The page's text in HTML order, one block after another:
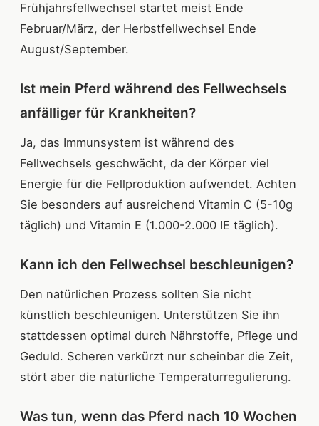
Frühjahrsfellwechsel startet meist Ende
Februar/März, der Herbstfellwechsel Ende
August/September.
Ist mein Pferd während des Fellwechsels
anfälliger für Krankheiten?
Ja, das Immunsystem ist während des
Fellwechsels geschwächt, da der Körper viel
Energie für die Fellproduktion aufwendet. Achten
Sie besonders auf ausreichend Vitamin C (5-10g
täglich) und Vitamin E (1.000-2.000 IE täglich).
Kann ich den Fellwechsel beschleunigen?
Den natürlichen Prozess sollten Sie nicht
künstlich beschleunigen. Unterstützen Sie ihn
stattdessen optimal durch Nährstoffe, Pflege und
Geduld. Scheren verkürzt nur scheinbar die Zeit,
stört aber die natürliche Temperaturregulierung.
Was tun, wenn das Pferd nach 10 Wochen